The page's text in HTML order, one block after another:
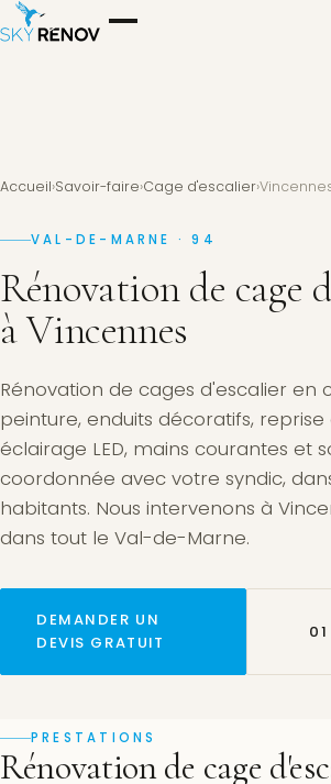
Accueil›Savoir-faire›Cage d'escalier›
VAL-DE-MARNE · 94
Rénovation de cage
à Vincennes
Rénovation de cages d'escalier en
peinture, enduits décoratifs, reprise
éclairage LED, mains courantes et
coordonnée avec votre syndic,
habitants. Nous intervenons à
dans tout le Val-de-Marne.
DEMANDER UN
DEVIS GRATUIT
PRESTATIONS
Rénovation de cage